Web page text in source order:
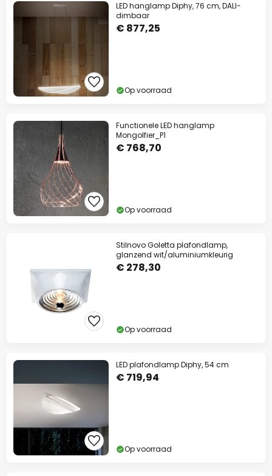
LED hanglamp Diphy, 76 cm, DALI-
dimbaar
€ 877,25
Op voorraad
Functionele LED hanglamp
Mongolfier_P1
€ 768,70
Op voorraad
Stilnovo Goletta plafondlamp,
glanzend wit/aluminiumkleurig
€ 278,30
Op voorraad
LED plafondlamp Diphy, 54 cm
€ 719,94
Op voorraad